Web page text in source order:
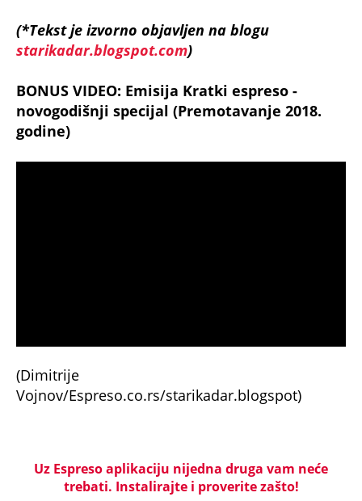
(*Tekst je izvorno objavljen na blogu
starikadar.blogspot.com)
BONUS VIDEO: Emisija Kratki espreso -
novogodišnji specijal (Premotavanje 2018.
godine)
(Dimitrije
Vojnov/Espreso.co.rs/starikadar.blogspot)
Uz Espreso aplikaciju nijedna druga vam neće
trebati. Instalirajte i proverite zašto!